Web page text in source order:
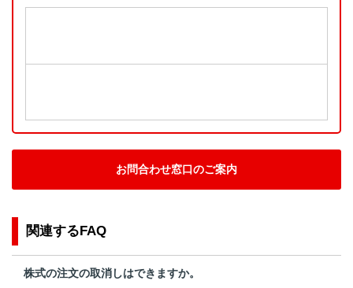
お問合わせ窓口のご案内
関連するFAQ
株式の注文の取消しはできますか。